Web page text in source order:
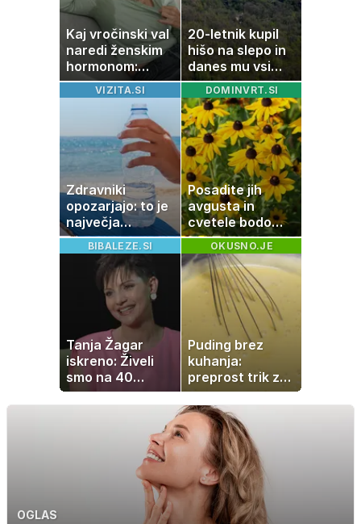
Kaj vročinski val
naredi ženskim
hormonom:
zakaj se poleti
počutimo
20-letnik kupil
hišo na slepo in
danes mu vsi
zavidajo
VIZITA.SI
Zdravniki
opozarjajo: to je
največja
napaka, ki jo
ljudje delajo med
vročino
DOMINVRT.SI
Posadite jih
avgusta in
cvetele bodo
vse do zime
BIBALEZE.SI
Tanja Žagar
iskreno: Živeli
smo na 40
kvadratih, a
imela sem vse,
OKUSNO.JE
Puding brez
kuhanja:
preprost trik za
pripravo v le
nekaj minutah
OGLAS